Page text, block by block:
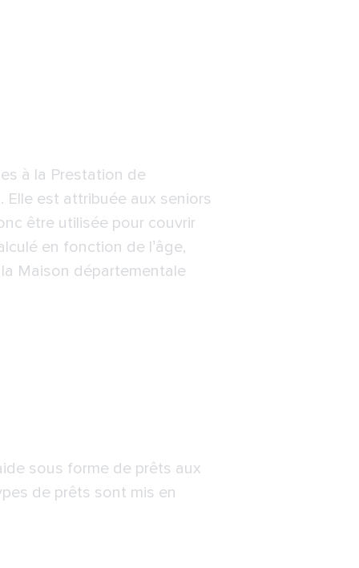
à la Prestation de
est attribuée aux seniors
être utilisée pour couvrir
en fonction de l’âge,
Maison départementale
sous forme de prêts aux
de prêts sont mis en